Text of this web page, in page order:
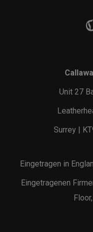
Unit 27
Surrey |
Eingetragen in
Eingetragenen